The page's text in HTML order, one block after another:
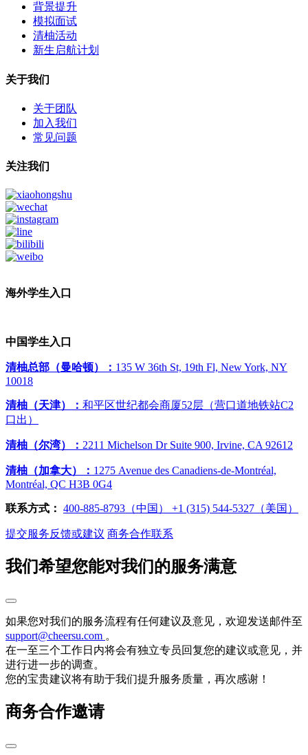
背景提升
模拟面试
清柚活动
新生启航计划
关于我们
关于团队
加入我们
常见问题
关注我们
海外学生入口
中国学生入口
清柚总部（曼哈顿）： 135 W 36th St, 19th Fl, New York, NY
10018
清柚（天津）： 和平区世纪都会商厦52层（营口道地铁站C2
口出）
清柚（尔湾）： 2211 Michelson Dr Suite 900, Irvine, CA 92612
清柚（加拿大）： 1275 Avenue des Canadiens-de-Montréal,
Montréal, QC H3B 0G4
联系方式： 400-885-8793（中国） ‭+1 (315) 544-5327（美国）
提交服务反馈或建议 商务合作联系
我们希望您能对我们的服务满意
如果您对我们的服务流程有任何建议及意见，欢迎发送邮件至
support@cheersu.com 。
在一至三个工作日内将会有独立专员回复您的建议或意见，并
进行进一步的调查。
您的宝贵建议将有助于我们提升服务质量，再次感谢！
商务合作邀请